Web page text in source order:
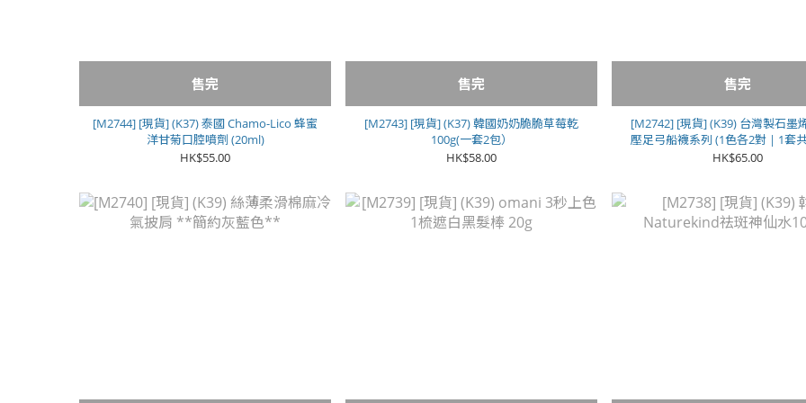
售完
[M2744] [現貨] (K37) 泰國 Chamo-Lico 蜂蜜
洋甘菊口腔噴劑 (20ml)
HK$55.00
售完
[M2743] [現貨] (K37) 韓國奶奶脆脆草莓乾
100g(一套2包）
HK$58.00
售完
[M2742] [現貨] (K39) 台灣製石墨
壓足弓船襪系列 (1色各2對 | 1套
女款**
HK$65.00